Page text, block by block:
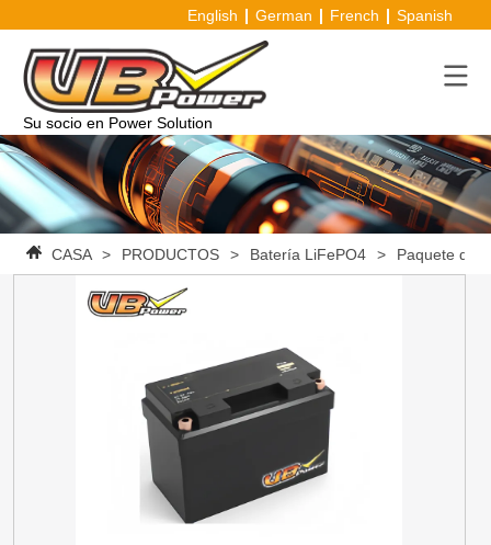
English German French Spanish
Su socio en Power Solution
CASA > PRODUCTOS > Batería LiFePO4 > Paquete de